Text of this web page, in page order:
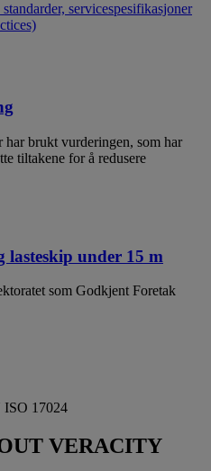
servicespesifikasjoner
har brukt vurderingen, som har
tiltakene for å redusere
under 15 m
som Godkjent Foretak
ISO 17024
VERACITY